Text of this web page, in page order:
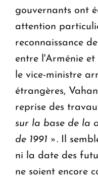
gouvernants ont
attention
reconnaissance
entre l'Arménie
le vice-ministre
étrangères,
reprise des
sur la base de la
de 1991 ». Il
ni la date des
ne soient encore